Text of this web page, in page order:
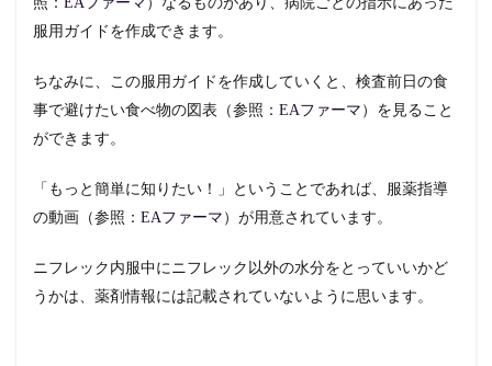
服用ガイドを作成できます。
ちなみに、この服用ガイドを作成していくと、検査前日の食
事で避けたい食べ物の図表（参照： EAファーマ）を見ること
ができます。
「もっと簡単に知りたい！」ということであれば、服薬指導
の動画（参照： EAファーマ）が用意されています。
ニフレック内服中にニフレック以外の水分をとっていいかど
うかは、薬剤情報には記載されていないように思います。